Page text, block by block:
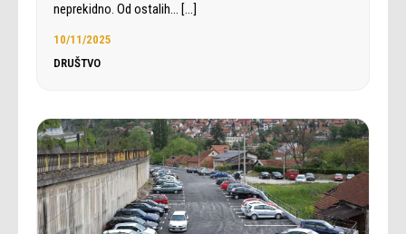
neprekidno. Od ostalih… […]
10/11/2025
DRUŠTVO